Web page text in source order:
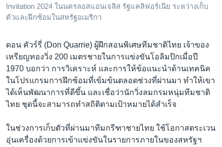
Invitation 2024 ในนครลอสแอนเจลิส รัฐแคลิฟอร์เนีย ระหว่างเก็บ
ตัวและฝึกซ้อมในสหรัฐอเมริกา
ดอน คัวร์รี่ (Don Quarrie) ผู้ฝึกสอนพิเศษทีมชาติไทย เจ้าของ
เหรียญทองวิ่ง 200 เมตรชายในการแข่งขันโอลิมปิกเมื่อปี
1970 บอกว่า การวิเคราะห์ และการให้ข้อแนะนำด้านเทคนิค
ในโปรแกรมการฝึกซ้อมที่เข้มข้นตลอดช่วงที่ผ่านมา ทำให้เขา
ได้เห็นพัฒนาการที่ดีขึ้น และเชื่อว่านักวิ่งลมกรมหนุ่มทีมชาติ
ไทย ชุดนี้จะสามารถทำสถิติตามเป้าหมายได้สำเร็จ
ในช่วงการเก็บตัวที่ผ่านมาทีมกรีฑาชายไทย ใช้โอกาสตระเวน
อุ่นเครื่องด้วยการเข้าแข่งขันในรายการภายในของสหรัฐฯ